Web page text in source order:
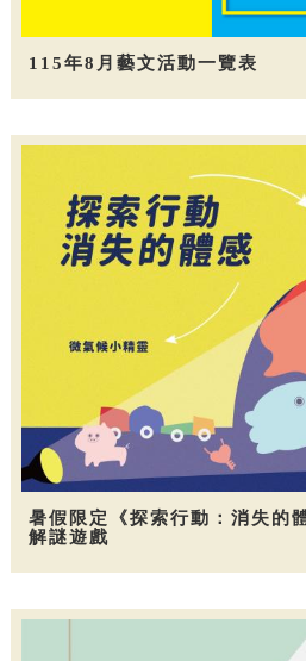
115年8月藝文活動一覽表
暑假限定《探索行動：消失的
解謎遊戲